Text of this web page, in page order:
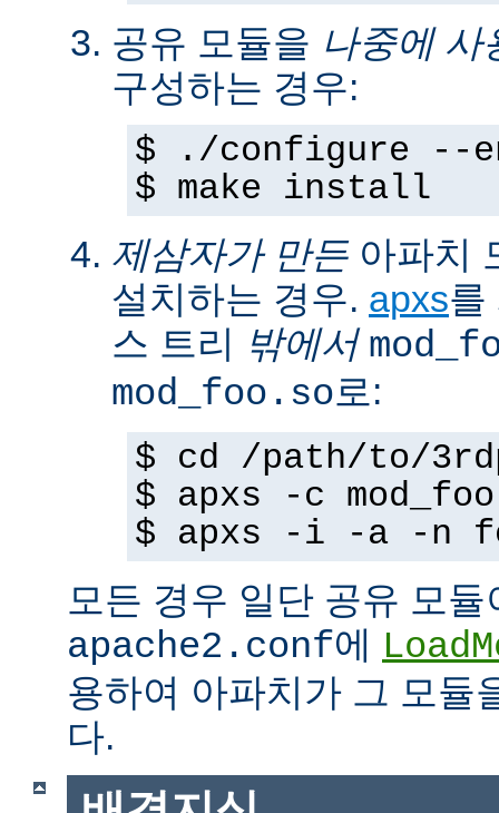
공유 모듈을 나중에 사
구성하는 경우:
$ ./configure --
$ make install
제삼자가 만든아파치
설치하는 경우. apxs를
스 트리 밖에서
mod_foo.so로:
$ cd /path/to/
$ apxs -c
$ apxs -i -a -n
모든 경우 일단 공유 모
apache2.conf에
용하여 아파치가 그 모듈
다.